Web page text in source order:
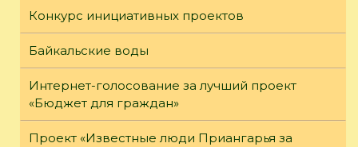
Конкурс инициативных проектов
Байкальские воды
Интернет-голосование за лучший проект
«Бюджет для граждан»
Проект «Известные люди Приангарья за